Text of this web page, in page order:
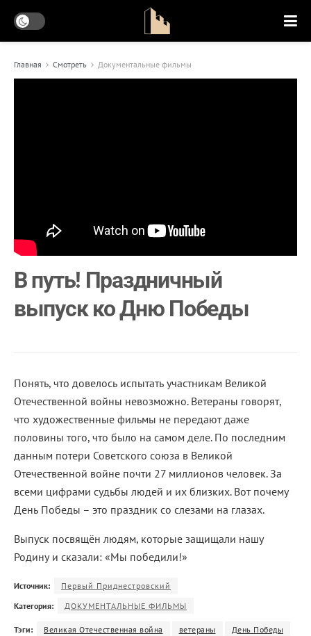
Главная Смотреть Документальные фильмы
В путь! Праздничный
выпуск ко Дню Победы
Понять, что довелось испытать участникам Великой
Отечественной войны невозможно. Ветераны говорят,
что художественные фильмы не передают даже
половины того, что было на самом деле. По последним
данным потери Советского союза в Великой
Отечественной войне почти 27 миллионов человек. За
всеми цифрами судьбы людей и их близких. Вот почему
День Победы – это праздник со слезами на глазах.
Выпуск посвящён людям, которые защищали нашу
Родину и сказали: «Мы победили!»
Источник:
Первый Приднестровский
Категория:
ДОКУМЕНТАЛЬНЫЕ ФИЛЬМЫ
Тэги: Великая Отечественная война ветераны День Победы